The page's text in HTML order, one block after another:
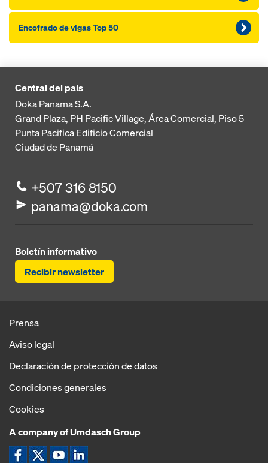
Encofrado de vigas Top 50
Central del país
Doka Panama S.A.
Grand Plaza, PH Pacific Village, Área Comercial, Piso 5
Punta PacificaEdificio Comercial
Ciudad de Panamá
+507 316 8150
panama@doka.com
Boletín informativo
Recibir newsletter
Prensa
Aviso legal
Declaración de protección de datos
Condiciones generales
Cookies
A company of Umdasch Group